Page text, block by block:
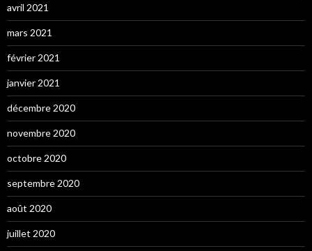
avril 2021
mars 2021
février 2021
janvier 2021
décembre 2020
novembre 2020
octobre 2020
septembre 2020
août 2020
juillet 2020